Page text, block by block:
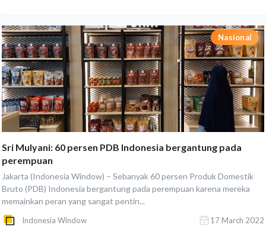
Nasional
Sri Mulyani: 60 persen PDB Indonesia bergantung pada
perempuan
Jakarta (Indonesia Window) – Sebanyak 60 persen Produk Domestik
Bruto (PDB) Indonesia bergantung pada perempuan karena mereka
memainkan peran yang sangat pentin...
Indonesia Window 17 March 2022